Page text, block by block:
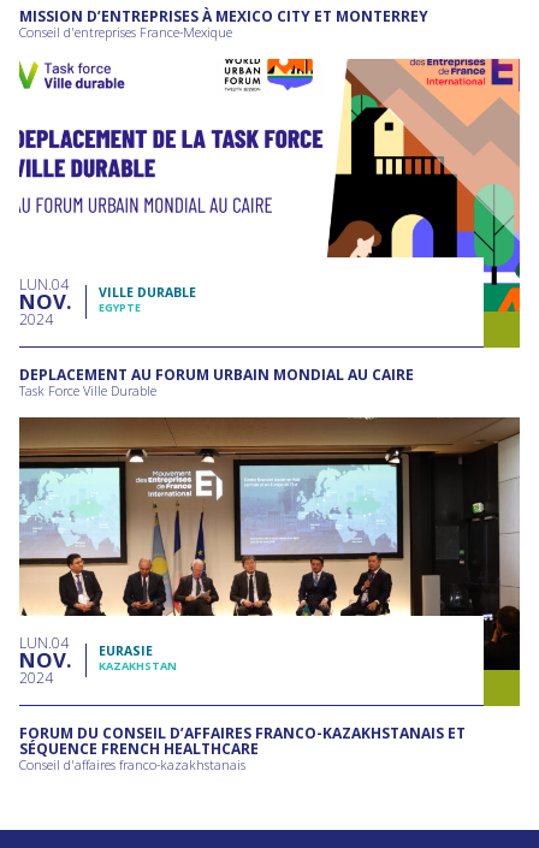
MISSION D’ENTREPRISES À MEXICO CITY ET MONTERREY
Conseil d'entreprises France-Mexique
LUN 04
NOV
2024
VILLE DURABLE
EGYPTE
DEPLACEMENT AU FORUM URBAIN MONDIAL AU CAIRE
Task Force Ville Durable
LUN 04
NOV
2024
EURASIE
KAZAKHSTAN
FORUM DU CONSEIL D’AFFAIRES FRANCO-KAZAKHSTANAIS ET
SÉQUENCE FRENCH HEALTHCARE
Conseil d'affaires franco-kazakhstanais